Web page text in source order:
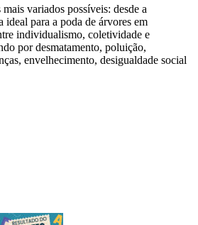
variados possíveis: desde a
ideal para a poda de árvores em
individualismo, coletividade e
por desmatamento, poluição,
envelhecimento, desigualdade social